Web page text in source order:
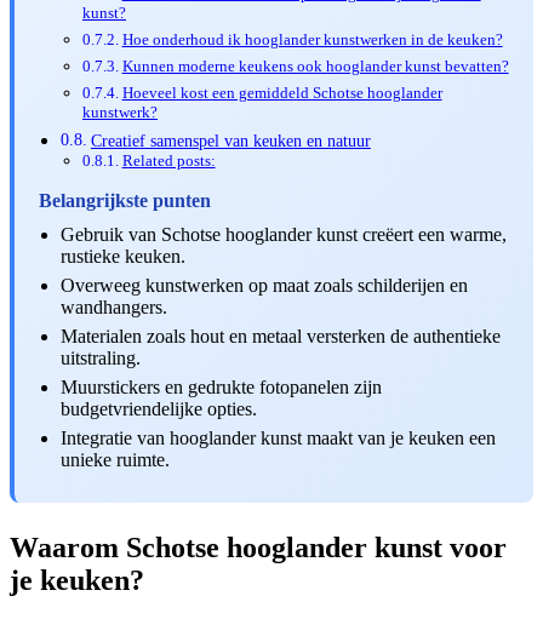
kunst?
Hoe onderhoud ik hooglander kunstwerken in de keuken?
Kunnen moderne keukens ook hooglander kunst bevatten?
Hoeveel kost een gemiddeld Schotse hooglander
kunstwerk?
Creatief samenspel van keuken en natuur
Related posts:
Belangrijkste punten
Gebruik van Schotse hooglander kunst creëert een warme,
rustieke keuken.
Overweeg kunstwerken op maat zoals schilderijen en
wandhangers.
Materialen zoals hout en metaal versterken de authentieke
uitstraling.
Muurstickers en gedrukte fotopanelen zijn
budgetvriendelijke opties.
Integratie van hooglander kunst maakt van je keuken een
unieke ruimte.
Waarom Schotse hooglander kunst voor
je keuken?